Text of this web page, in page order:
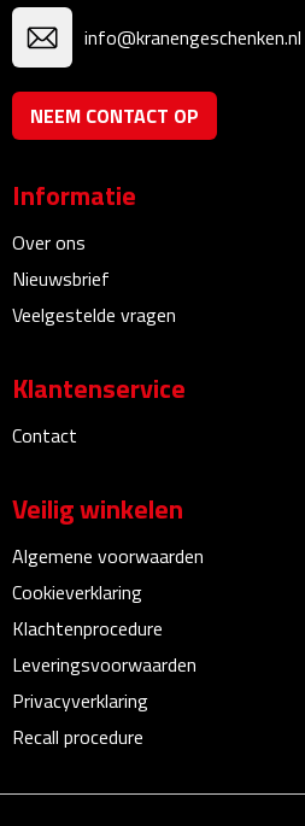
Naambadges & naamkaarthouders
Stickers
Visitekaartjes
Vlaggen
Bureau Toebehoren
Bureauklokken
Bureau onderleggers
Bureausets
Bureau ventilatoren
Boekenleggers
Briefopeners
Gummen
info@kranengeschenken.nl
NEEM CONTACT OP
Informatie
Over ons
Nieuwsbrief
Veelgestelde vragen
Klantenservice
Contact
Veilig winkelen
Algemene voorwaarden
Cookieverklaring
Klachtenprocedure
Leveringsvoorwaarden
Privacyverklaring
Recall procedure